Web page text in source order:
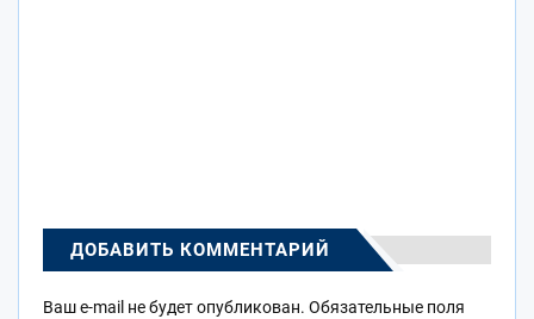
ДОБАВИТЬ КОММЕНТАРИЙ
Ваш e-mail не будет опубликован. Обязательные поля